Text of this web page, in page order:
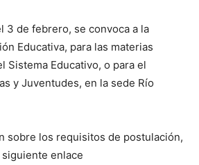
3 de febrero, se convoca a la
Educativa, para las materias
Sistema Educativo, o para el
y Juventudes, en la sede Río
sobre los requisitos de postulación,
enlace